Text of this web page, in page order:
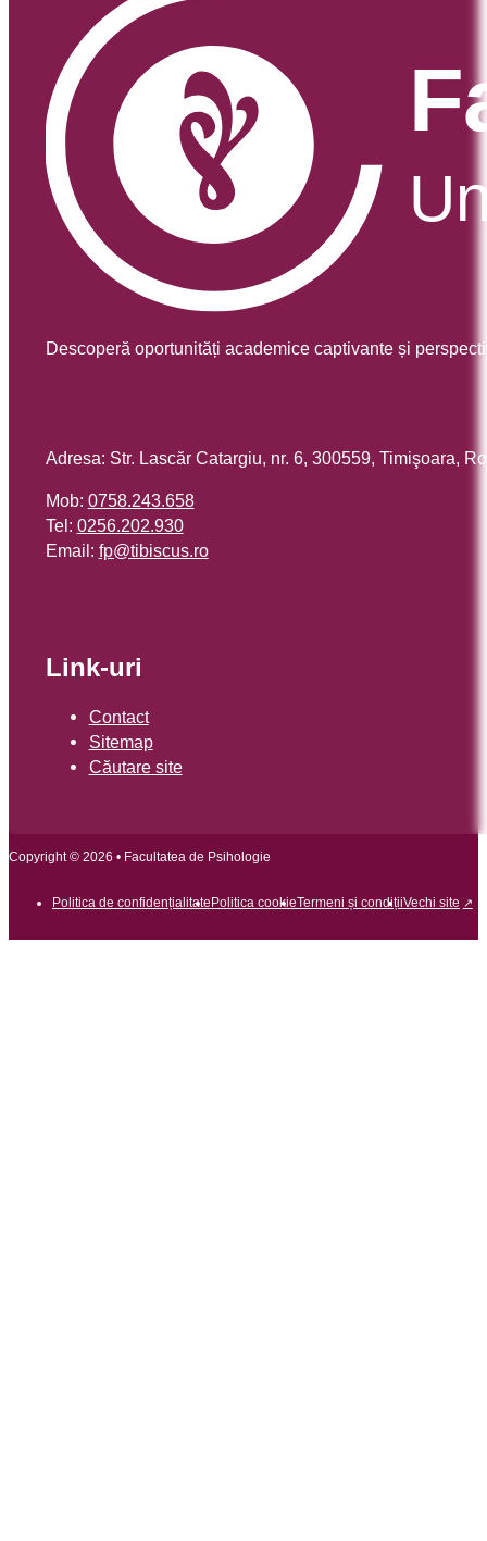
Descoperă oportunități academice captivante și
Adresa: Str. Lascăr Catargiu, nr. 6, 300559, Timişoara,
Mob: 0758.243.658
Tel: 0256.202.930
Email: or.sucsibit@pf
Link-uri
Contact
Sitemap
Căutare site
Copyright © 2026 • Facultatea de Psihologie
Politica de confidențialitate Politica cookieTermeni și condițiiVechi site